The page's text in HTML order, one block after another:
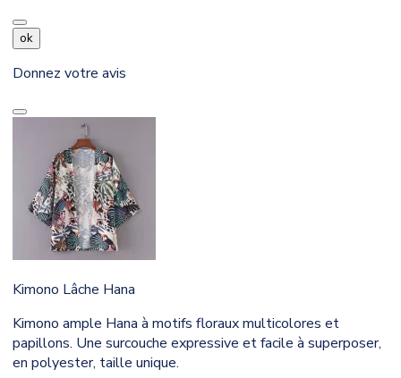
ok
Donnez votre avis
Kimono Lâche Hana
Kimono ample Hana à motifs floraux multicolores et
papillons. Une surcouche expressive et facile à superposer,
en polyester, taille unique.